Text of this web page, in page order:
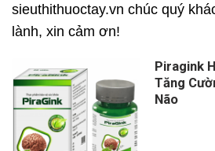
sieuthithuoctay.vn chúc quý
lành, xin cảm ơn!
Piragink
Tăng
Não